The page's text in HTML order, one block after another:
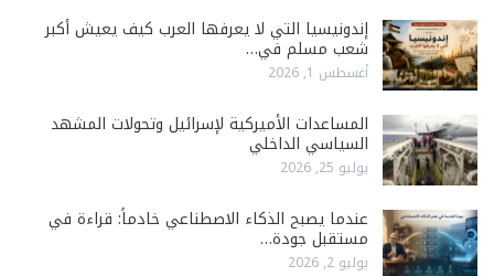
إندونيسيا التي لا يعرفها العرب كيف يعيش أكبر
شعب مسلم في…
أغسطس 1, 2026
المساعدات الأميركية لإسرائيل وتحولات المشهد
السياسي الداخلي
يوليو 25, 2026
عندما يصبح الذكاء الاصطناعي خادماً: قراءة في
مستقبل جودة…
يوليو 2, 2026